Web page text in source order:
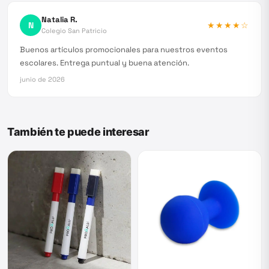
N Natalia R.
Colegio San Patricio
★★★★☆
Buenos artículos promocionales para nuestros eventos
escolares. Entrega puntual y buena atención.
junio de 2026
También te puede interesar